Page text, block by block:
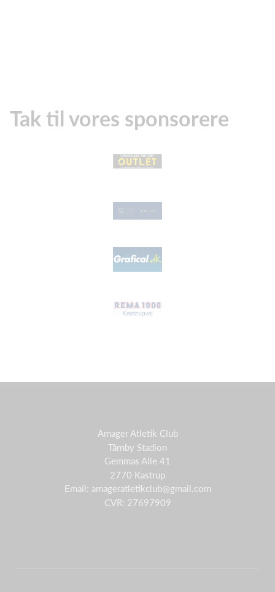
Tak til vores sponsorere
Amager Atletik Club
Tårnby Stadion
Gemmas Alle 41
2770 Kastrup
Email: amageratletikclub@gmail.com
CVR: 27697909